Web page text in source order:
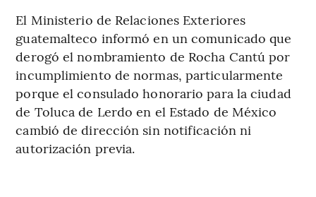
El Ministerio de Relaciones Exteriores
guatemalteco informó en un comunicado que
derogó el nombramiento de Rocha Cantú por
incumplimiento de normas, particularmente
porque el consulado honorario para la ciudad
de Toluca de Lerdo en el Estado de México
cambió de dirección sin notificación ni
autorización previa.